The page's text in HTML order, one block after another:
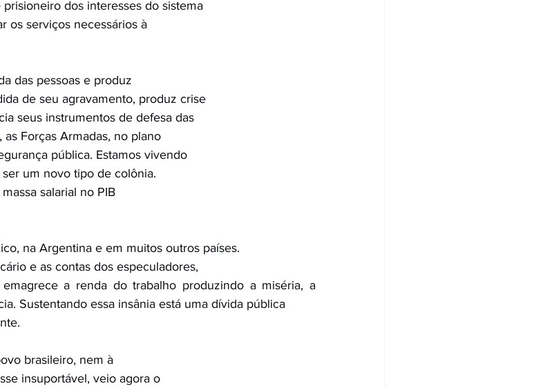
dos interesses do sistema
os serviços necessários à
das pessoas e produz
de seu agravamento, produz crise
seus instrumentos de defesa das
Forças Armadas, no plano
pública. Estamos vivendo
um novo tipo de colônia.
salarial no PIB
na Argentina e em muitos outros países.
e as contas dos especuladores,
Sustentando essa insânia está uma dívida pública
brasileiro, nem à
insuportável, veio agora o